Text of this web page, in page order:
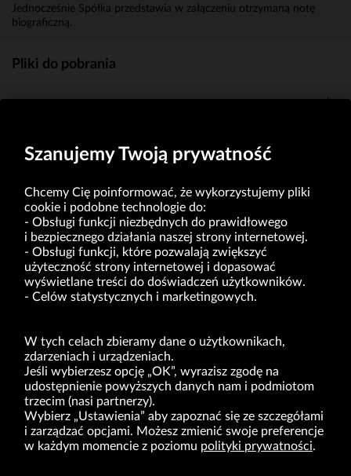
Jednocześnie Spółka przedstawia w załączeniu otrzymaną notę
biograficzną.
Pliki do pobrania
VRG S.A. | ul. Pilotów 10 | 31-462 Kraków
NIP: 675-000-03-61
Sąd Rejonowy dla Krakowa-Śródmieścia w Krakowie,
Wydział XI Gospodarczy Krajowego Rejestru Sądowego nr 0000047082
Kapitał zakładowy w wysokości 49.122.108,00 zł, w pełni opłacony
(Dz.U. 2019 r. poz. 118 z zm.).
O NAS
DLA INWESTORÓW
Szanujemy Twoją prywatność
Chcemy Cię poinformować, że wykorzystujemy pliki
cookie i podobne technologie do:
Obsługi funkcji niezbędnych do prawidłowego
i bezpiecznego działania naszej strony internetowej.
Obsługi funkcji, które pozwalają zwiększyć
użyteczność strony internetowej i dopasować
wyświetlane treści do doświadczeń użytkowników.
Celów statystycznych i marketingowych.
W tych celach zbieramy dane o użytkownikach,
zdarzeniach i urządzeniach.
Jeśli wybierzesz opcję „OK”, wyrazisz zgodę na
udostępnienie powyższych danych nam i podmiotom
trzecim (nasi partnerzy).
Wybierz „Ustawienia” aby zapoznać się ze szczegółami
i zarządzać opcjami. Możesz zmienić swoje preferencje
w każdym momencie z poziomu polityki prywatności.